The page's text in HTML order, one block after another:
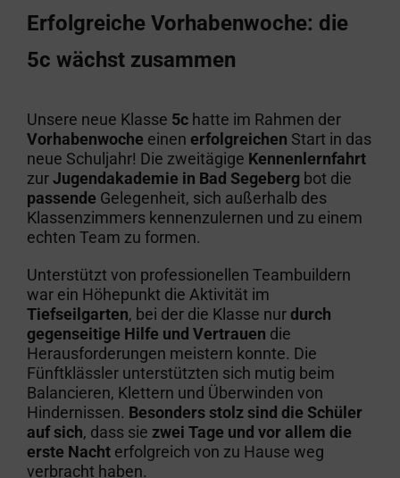
Erfolgreiche Vorhabenwoche: die
5c wächst zusammen
Unsere neue Klasse 5chatte im Rahmen der
Vorhabenwoche einen erfolgreichen Start in das
neue Schuljahr! Die zweitägige Kennenlernfahrt
zurJugendakademie in Bad Segeberg bot die
passende Gelegenheit, sich außerhalb des
Klassenzimmers kennenzulernen und zu einem
echten Team zu formen.
Unterstützt von professionellen Teambuildern
war ein Höhepunkt die Aktivität im
Tiefseilgarten, bei der die Klasse nurdurch
gegenseitige Hilfe und Vertrauen die
Herausforderungen meistern konnte. Die
Fünftklässler unterstützten sich mutig beim
Balancieren, Klettern und Überwinden von
Hindernissen. Besonders stolz sind die Schüler
auf sich, dass sie zwei Tage und vor allem die
erste Nachterfolgreich von zu Hause weg
verbracht haben.